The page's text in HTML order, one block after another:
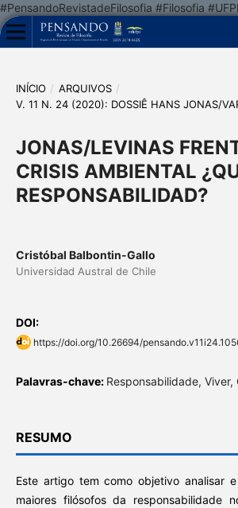
#PensandoRevistadeFilosofia #Filosofia
INÍCIO / ARQUIVOS /
V. 11 N. 24 (2020): DOSSIÊ HANS JONAS/
JONAS/LEVINAS
CRISIS AMBIENTAL
RESPONSABILIDAD?
Cristóbal Balbontin-Gallo
Universidad Austral de Chile
DOI:
https://doi.org/10.26694/
Palavras-chave: Responsabilidade,
RESUMO
Este artigo tem como objetivo analisar
maiores filósofos da responsabilidade